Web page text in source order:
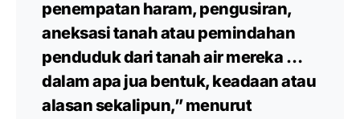
penempatan haram, pengusiran,
aneksasi tanah atau pemindahan
penduduk dari tanah air mereka …
dalam apa jua bentuk, keadaan atau
alasan sekalipun,”menurut